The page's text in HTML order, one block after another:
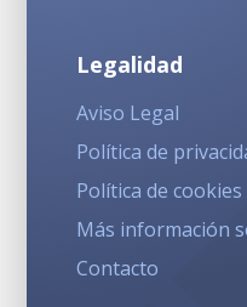
Legalidad
Aviso Legal
Política de
Política de cookies
Más información
Contacto